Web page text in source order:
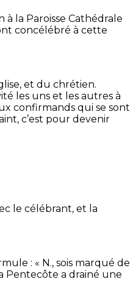
la Paroisse Cathédrale
concélébré à cette
et du chrétien.
les uns et les autres à
confirmands qui se sont
c’est pour devenir
le célébrant, et la
: « N., sois marqué de
Pentecôte a drainé une